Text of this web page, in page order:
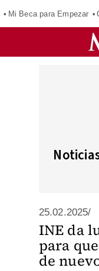
Mi Beca para Empezar
25.02.2025/
INE da
para
de